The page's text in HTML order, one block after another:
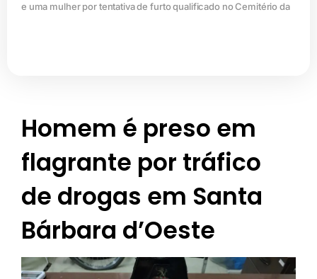
e uma mulher por tentativa de furto qualificado no Cemitério da
Homem é preso em
flagrante por tráfico
de drogas em Santa
Bárbara d’Oeste